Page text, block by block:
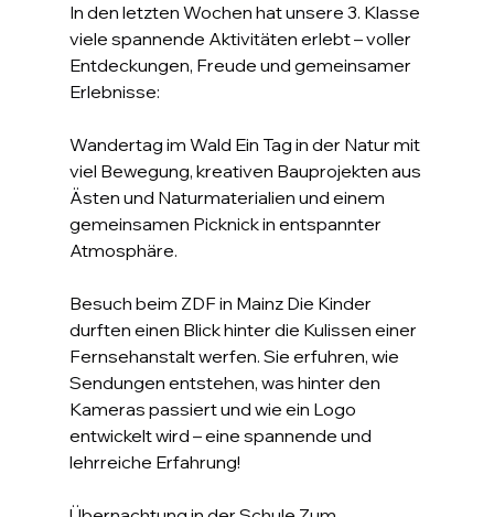
In den letzten Wochen hat unsere 3. Klasse
viele spannende Aktivitäten erlebt – voller
Entdeckungen, Freude und gemeinsamer
Erlebnisse:
Wandertag im Wald Ein Tag in der Natur mit
viel Bewegung, kreativen Bauprojekten aus
Ästen und Naturmaterialien und einem
gemeinsamen Picknick in entspannter
Atmosphäre.
Besuch beim ZDF in Mainz Die Kinder
durften einen Blick hinter die Kulissen einer
Fernsehanstalt werfen. Sie erfuhren, wie
Sendungen entstehen, was hinter den
Kameras passiert und wie ein Logo
entwickelt wird – eine spannende und
lehrreiche Erfahrung!